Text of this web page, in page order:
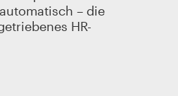
– die
HR-